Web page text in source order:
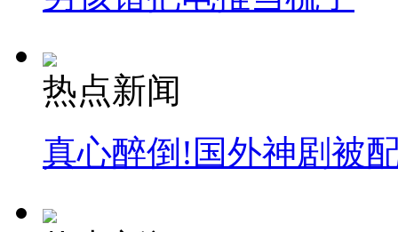
热点新闻
真心醉倒!国外神剧被